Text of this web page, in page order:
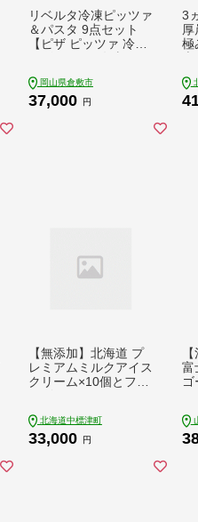
リベルタ冷凍ピッツァ
＆パスタ 9点セット
【ピザ ピッツァ 冷凍
品 岡山県 倉敷市 おす
すめ 人気】
岡山県倉敷市
37,000 円
3
極
農
ク
【無添加】北海道 プ
レミアムミルクアイス
クリーム×10個とフロ
北海道中標津町
33,000 円
富
ゴ